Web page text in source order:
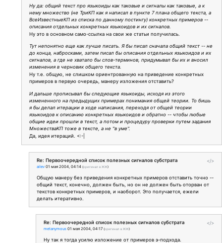
Ну да: общий текст про языкоиды как таковые и сигналы как таковые, а к
нему множество (не ТриКП как я написал в пункте 7 плана общего текста, а
ВсеИзвестныеКП из списка по данному постингу) конкретных примеров --
описания отдельных конкретных языкоидов и их сигналов.
Ну это в основном само-ссылка на свои же статьи получилась.
Тут непонятно еще как лучше писать. Я бы писал сначала общий текст -- не
до конца, набросками, затем писал бы описания отдельных языкоидов и их
сигналов, а где не хватало бы слов-терминов, придумывал бы их и вносил
изменения в черновик общего текста.
Ну т.е. общую, не слишком ориентрованную на приведение конкретных
примеров в первую очередь, манеру изложения отставить?
И дальше прописывал бы следующие языкоиды, исходя из этого
измененного на предыдущих примерах понимания общей теории. То бишь
я бы делал итерации в ходе написания, переходя от общей теории
языкоидов к описанию конкретных языкоидов и обратно -- чтобы любые
общие идеи прошли в текст, а потом и процедуру проверки путем задания
МножестваКП тоже в тексте, а не "в уме".
Да, идея итераций. <:-|
</>
Re: Первоочередной список полезных сигналов субстрата
ailev 01 мая 2004, 04:14 (оригинал в ЖЖ)
Общую манеру без приведения конкретных примеров отставить точно --
общий текст, конечно, должен быть, но он не должен быть оторван от
текстов конкретных примеров, и наоборот. Это получается, ежели
делать итеративно.
</>
Re: Первоочередной список полезных сигналов субстрата
metanymous 01 мая 2004, 04:17 (оригинал в ЖЖ)
Ну так я тогда усилю изложение от примеров э-подхода.